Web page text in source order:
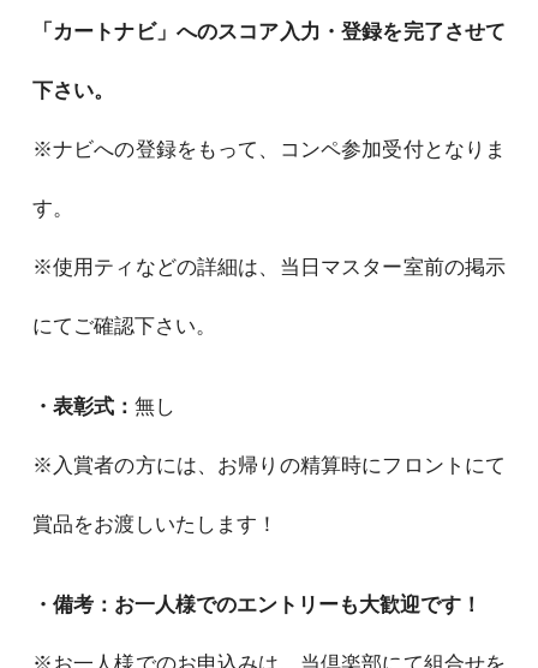
「カートナビ」へのスコア入力・登録を完了させて
下さい。
※ナビへの登録をもって、コンペ参加受付となりま
す。
※使用ティなどの詳細は、当日マスター室前の掲示
にてご確認下さい。
・表彰式： 無し
※入賞者の方には、お帰りの精算時にフロントにて
賞品をお渡しいたします！
・備考：お一人様でのエントリーも大歓迎です！